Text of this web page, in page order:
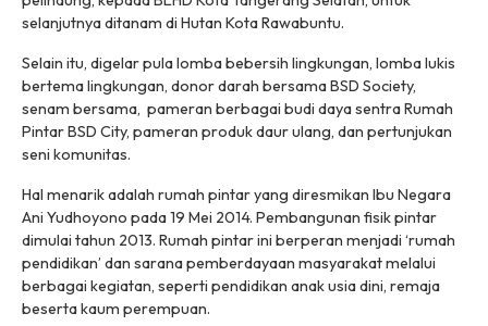
selanjutnya ditanam di Hutan Kota Rawabuntu.
Selain itu, digelar pula lomba bebersih lingkungan, lomba lukis
bertema lingkungan, donor darah bersama BSD Society,
senam bersama, pameran berbagai budi daya sentra Rumah
Pintar BSD City, pameran produk daur ulang, dan pertunjukan
seni komunitas.
Hal menarik adalah rumah pintar yang diresmikan Ibu Negara
Ani Yudhoyono pada 19 Mei 2014. Pembangunan fisik pintar
dimulai tahun 2013. Rumah pintar ini berperan menjadi ‘rumah
pendidikan’ dan sarana pemberdayaan masyarakat melalui
berbagai kegiatan, seperti pendidikan anak usia dini, remaja
beserta kaum perempuan.